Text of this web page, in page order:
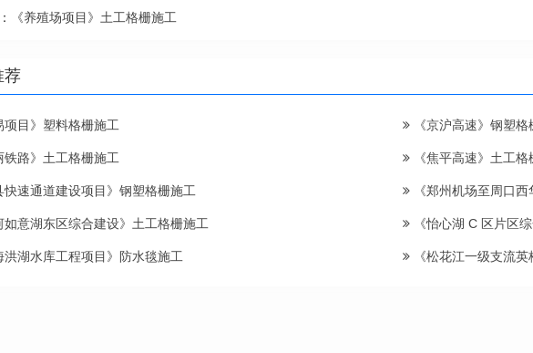
《养殖场项目》土工格栅施工
荐
目》塑料格栅施工 《京沪高速》钢塑格
路》土工格栅施工 《焦平高速》土工格
速通道建设项目》钢塑格栅施工 《郑州机场至周口西
意湖东区综合建设》土工格栅施工 《怡心湖 C 区片区
湖水库工程项目》防水毯施工 《松花江一级支流英